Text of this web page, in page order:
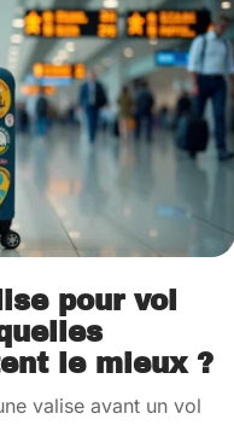
pour vol
le mieux ?
valise avant un vol